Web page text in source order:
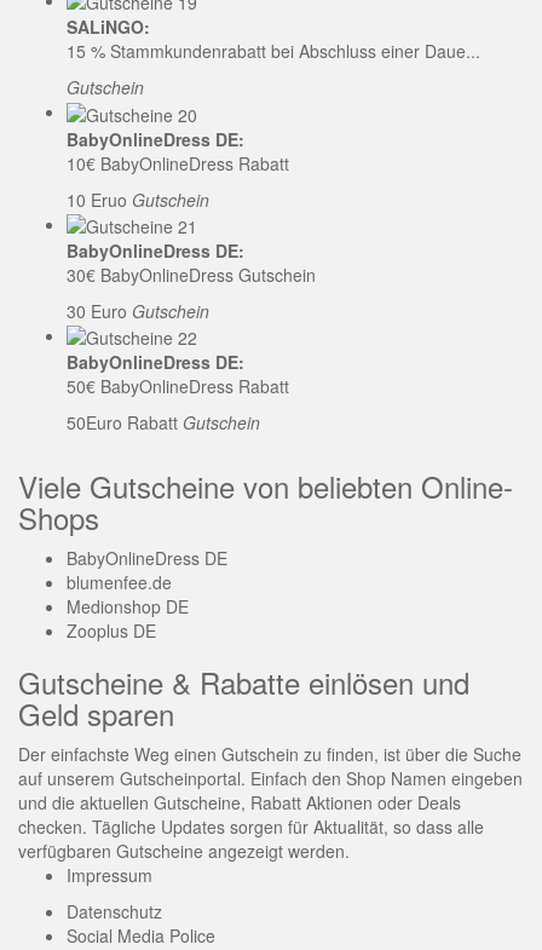
SALiNGO:
15 % Stammkundenrabatt bei Abschluss einer Daue...
Gutschein
BabyOnlineDress DE:
10€ BabyOnlineDress Rabatt
10 Eruo Gutschein
BabyOnlineDress DE:
30€ BabyOnlineDress Gutschein
30 Euro Gutschein
BabyOnlineDress DE:
50€ BabyOnlineDress Rabatt
50Euro Rabatt Gutschein
Viele Gutscheine von beliebten Online-
Shops
BabyOnlineDress DE
blumenfee.de
Medionshop DE
Zooplus DE
Gutscheine & Rabatte einlösen und
Geld sparen
Der einfachste Weg einen Gutschein zu finden, ist über die Suche
auf unserem Gutscheinportal. Einfach den Shop Namen eingeben
und die aktuellen Gutscheine, Rabatt Aktionen oder Deals
checken. Tägliche Updates sorgen für Aktualität, so dass alle
verfügbaren Gutscheine angezeigt werden.
Impressum
Datenschutz
Social Media Police